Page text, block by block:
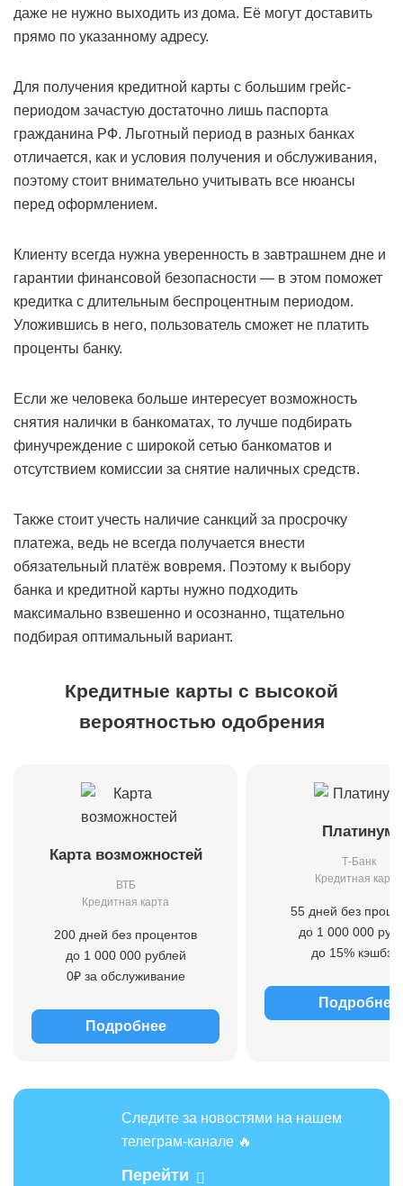
даже не нужно выходить из дома. Её могут доставить
прямо по указанному адресу.
Для получения кредитной карты с большим грейс-
периодом зачастую достаточно лишь паспорта
гражданина РФ. Льготный период в разных банках
отличается, как и условия получения и обслуживания,
поэтому стоит внимательно учитывать все нюансы
перед оформлением.
Клиенту всегда нужна уверенность в завтрашнем дне и
гарантии финансовой безопасности — в этом поможет
кредитка с длительным беспроцентным периодом.
Уложившись в него, пользователь сможет не платить
проценты банку.
Если же человека больше интересует возможность
снятия налички в банкоматах, то лучше подбирать
финучреждение с широкой сетью банкоматов и
отсутствием комиссии за снятие наличных средств.
Также стоит учесть наличие санкций за просрочку
платежа, ведь не всегда получается внести
обязательный платёж вовремя. Поэтому к выбору
банка и кредитной карты нужно подходить
максимально взвешенно и осознанно, тщательно
подбирая оптимальный вариант.
Кредитные карты с высокой
вероятностью одобрения
Карта возможностей
ВТБ
Кредитная карта
200 дней без процентов
до 1 000 000 рублей
0₽ за обслуживание
Подробнее
Платинум
Т-Банк
Кредитная карта
55 дней без
до 1 000 000
до 15%
Подробнее
Следите за новостями на нашем
телеграм-канале 🔥
Перейти